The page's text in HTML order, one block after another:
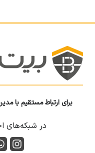
برای ارتباط مستقیم با
در شبکه‌های